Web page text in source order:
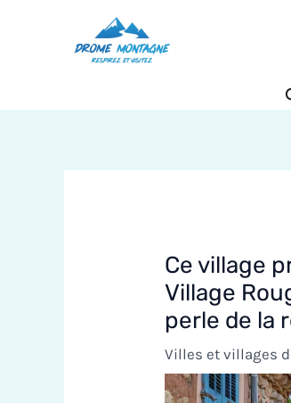
Ce village
Village
perle de la
Villes et villages